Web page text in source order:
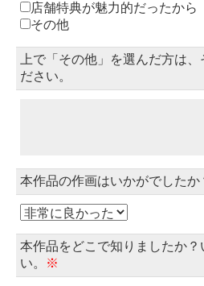
店舗特典が魅力的だったから
その他
上で「その他」を選んだ方は
ださい。
本作品の作画はいかがでしたか
本作品をどこで知りましたか
い。
※